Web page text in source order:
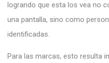
logrando que esta los vea no
una pantalla, sino como
identificadas.
Para las marcas, esto resulta